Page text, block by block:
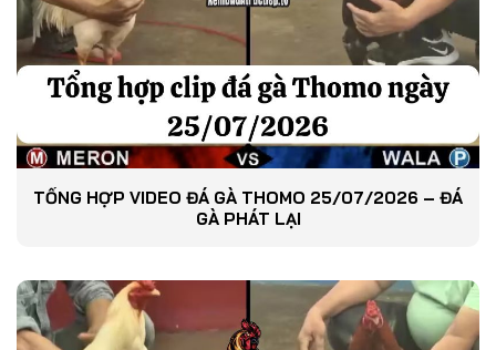
TỔNG HỢP VIDEO ĐÁ GÀ THOMO 25/07/2026 – ĐÁ
GÀ PHÁT LẠI